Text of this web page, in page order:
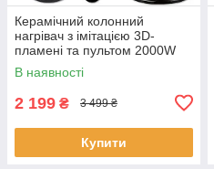
Керамічний колонний
нагрівач з імітацією 3D-
пламені та пультом 2000W
В наявності
2 199 ₴ 3 499 ₴
Купити